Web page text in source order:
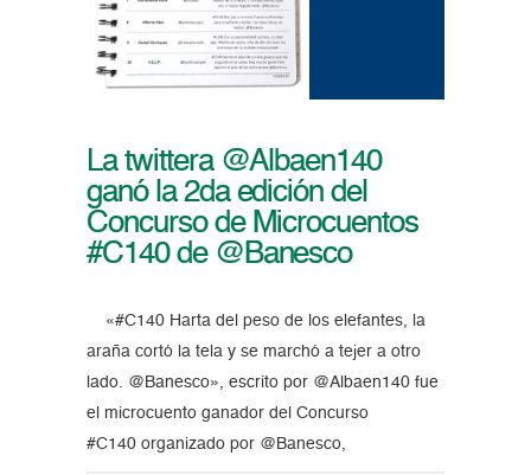
La twittera @Albaen140
ganó la 2da edición del
Concurso de Microcuentos
#C140 de @Banesco
«#C140 Harta del peso de los elefantes, la
araña cortó la tela y se marchó a tejer a otro
lado. @Banesco», escrito por @Albaen140 fue
el microcuento ganador del Concurso
#C140 organizado por @Banesco,